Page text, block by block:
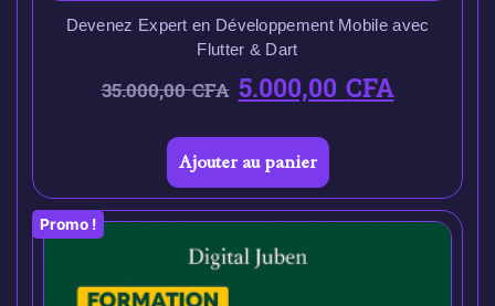
Devenez Expert en Développement Mobile avec
Flutter & Dart
35.000,00CFA 5.000,00CFA
Ajouter au panier
Promo !